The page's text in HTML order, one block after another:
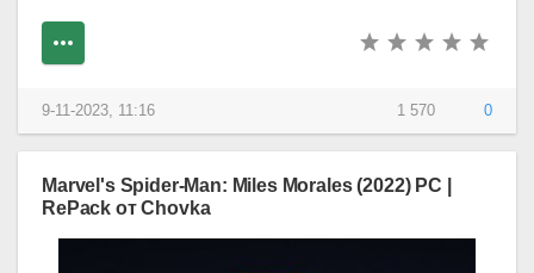
1 570 0
9-11-2023, 11:16
Marvel's Spider-Man: Miles Morales (2022) PC |
RePack от Chovka